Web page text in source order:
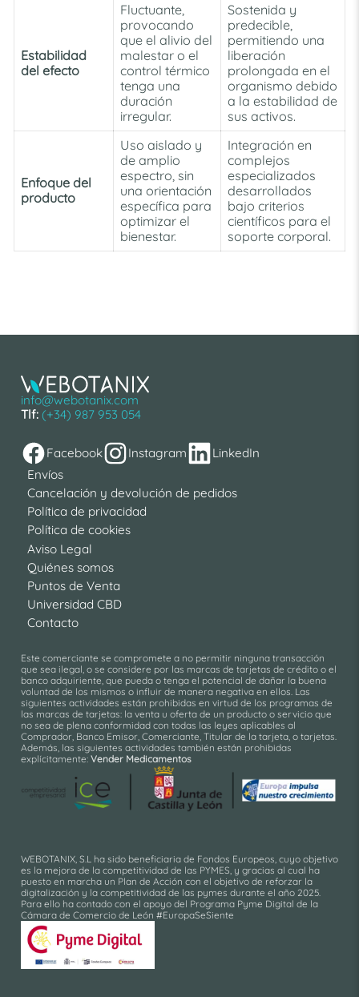
Estabilidad
del efecto
Fluctuante,
provocando
que el alivio del
malestar o el
control térmico
tenga una
duración
irregular.
Sostenida y
predecible,
permitiendo una
liberación
prolongada en el
organismo debido
a la estabilidad de
sus activos.
Enfoque del
producto
Uso aislado y
de amplio
espectro, sin
una orientación
específica para
optimizar el
bienestar.
Integración en
complejos
especializados
desarrollados
bajo criterios
científicos para el
soporte corporal.
info@webotanix.com
Tlf: (+34) 987 953 054
Facebook Instagram
LinkedIn
Envíos
Cancelación y devolución de pedidos
Política de privacidad
Política de cookies
Aviso Legal
Quiénes somos
Puntos de Venta
Universidad CBD
Contacto
Este comerciante se compromete a no permitir ninguna transacción
que sea ilegal, o se considere por las marcas de tarjetas de crédito o el
banco adquiriente, que pueda o tenga el potencial de dañar la buena
voluntad de los mismos o influir de manera negativa en ellos. Las
siguientes actividades están prohibidas en virtud de los programas de
las marcas de tarjetas: la venta u oferta de un producto o servicio que
no sea de plena conformidad con todas las leyes aplicables al
Comprador, Banco Emisor, Comerciante, Titular de la tarjeta, o tarjetas.
Además, las siguientes actividades también están prohibidas
explícitamente: Vender Medicamentos
WEBOTANIX, S.L ha sido beneficiaria de Fondos Europeos, cuyo objetivo
es la mejora de la competitividad de las PYMES, y gracias al cual ha
puesto en marcha un Plan de Acción con el objetivo de reforzar la
digitalización y la competitividad de las pymes durante el año 2025.
Para ello ha contado con el apoyo del Programa Pyme Digital de la
Cámara de Comercio de León #EuropaSeSiente